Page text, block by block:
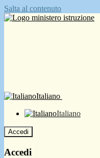
Salta al contenuto
Italiano
Italiano
Accedi
Accedi